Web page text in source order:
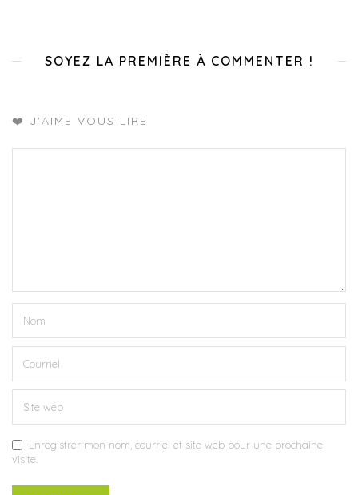
SOYEZ LA PREMIÈRE À COMMENTER !
❤️ J'AIME VOUS LIRE
Enregistrer mon nom, courriel et site web pour une prochaine
visite.